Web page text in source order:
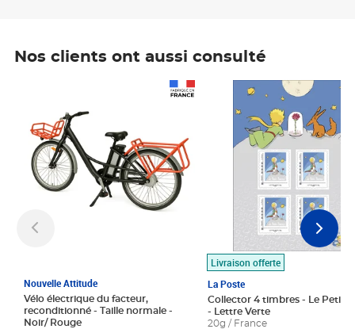
Nos clients ont aussi consulté
Nouvelle Attitude
Vélo électrique du facteur,
reconditionné - Taille normale -
Noir/ Rouge
Livraison offerte
La Poste
Collector 4 timbres - Le Petit
- Lettre Verte
20g / France
Prix 7,50€